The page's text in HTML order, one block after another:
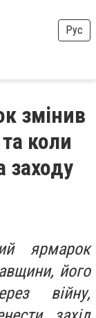
Рус
змінив
коли
заходу
ярмарок
його
війну,